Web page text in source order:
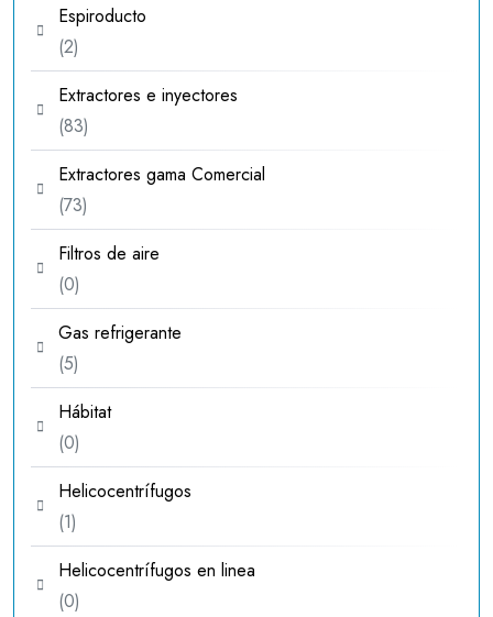
Espiroducto
22
productos
Extractores e inyectores
8383
productos
Extractores gama Comercial
7373
productos
Filtros de aire
00
productos
Gas refrigerante
55
productos
Hábitat
00
productos
Helicocentrífugos
11
producto
Helicocentrífugos en linea
00